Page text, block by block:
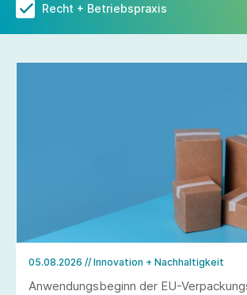
Recht + Betriebspraxis
05.08.2026 // Innovation + Nachhaltigkeit
Anwendungsbeginn der EU-